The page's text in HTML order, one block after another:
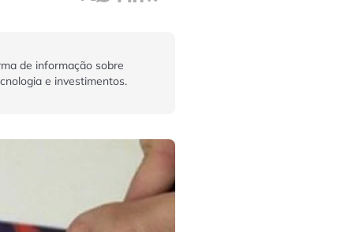
de informação sobre
e investimentos.